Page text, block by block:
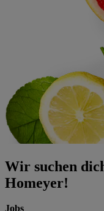
Wir suchen
Homeyer!
Jobs